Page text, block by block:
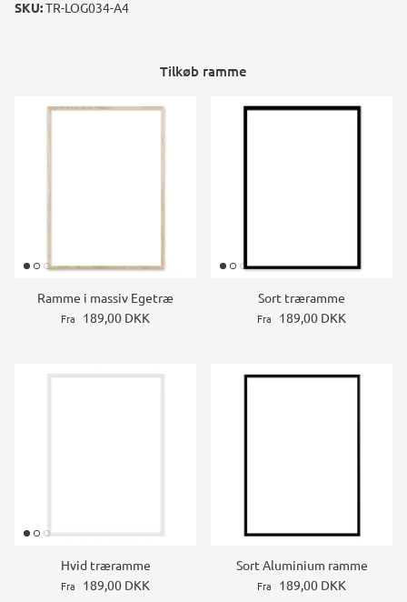
SKU:TR-LOG034-A4
Tilkøb ramme
Ramme i massiv Egetræ
Fra 189,00 DKK
Sort træramme
Fra 189,00 DKK
Hvid træramme
Fra 189,00 DKK
Sort Aluminium ramme
Fra 189,00 DKK